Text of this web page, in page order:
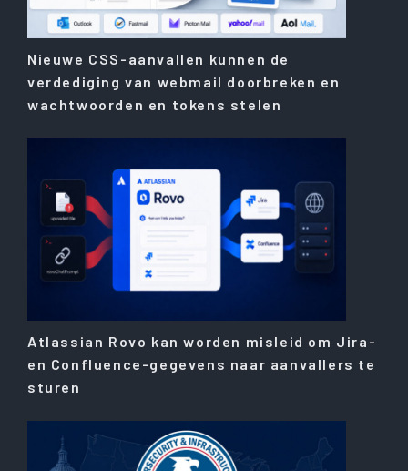
Nieuwe CSS-aanvallen kunnen de
verdediging van webmail doorbreken en
wachtwoorden en tokens stelen
Atlassian Rovo kan worden misleid om Jira-
en Confluence-gegevens naar aanvallers te
sturen